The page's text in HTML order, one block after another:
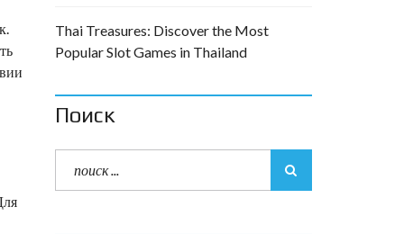
Thai Treasures: Discover the Most
Popular Slot Games in Thailand
Поиск